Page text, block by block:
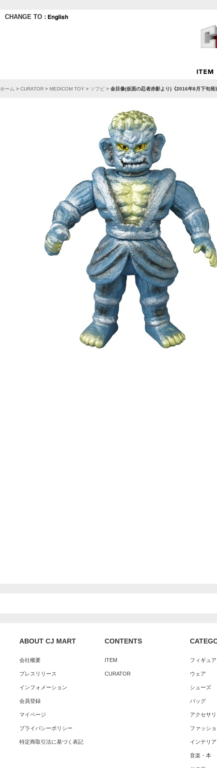
CHANGE TO :
ホーム > CURATOR > MEDICOM TOY > ソフビ > 金目像(仮面の忍者赤影より)《2016年8月下旬発
ABOUT CJ MART
会社概要
プレスリリース
インフォメーション
会員登録
マイページ
プライバシーポリシー
特定商取引法に基づく表記
CONTENTS
ITEM
CURATOR
フィギュ
ウェア
シューズ
バッグ
アクセサ
ファッシ
インテリア
音楽・本